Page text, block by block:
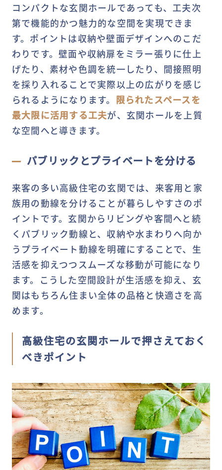
コンパクトな玄関ホールであっても、工夫次
第で機能的かつ魅力的な空間を実現できま
す。ポイントは収納や壁面デザインへのこだ
わりです。壁面や収納扉をミラー張りに仕上
げたり、素材や色調を統一したり、間接照明
を採り入れることで実際以上の広がりを感じ
られるようになります。 限られたスペースを
最大限に活用する工夫が、玄関ホールを上質
な空間へと導きます。
パブリックとプライベートを分ける
来客の多い高級住宅の玄関では、来客用と家
族用の動線を分けることが暮らしやすさのポ
イントです。玄関からリビングや客間へと続
くパブリック動線と、収納や水まわりへ向か
うプライベート動線を明確にすることで、生
活感を抑えつつスムーズな移動が可能になり
ます。こうした空間設計が生活感を抑え、玄
関はもちろん住まい全体の品格と快適さを高
めます。
高級住宅の玄関ホールで押さえておく
べきポイント